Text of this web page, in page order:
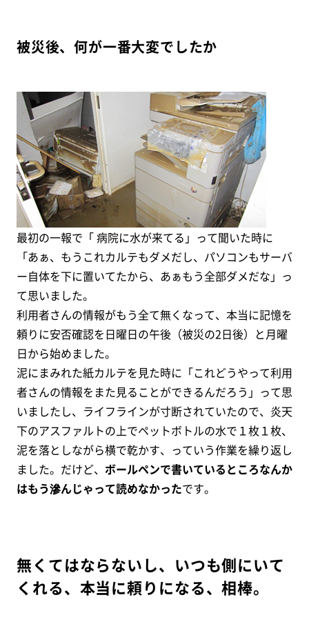
被災後、何が一番大変でしたか
最初の一報で「 病院に水が来てる」って聞いた時に
「あぁ、もうこれカルテもダメだし、パソコンもサーバ
ー自体を下に置いてたから、あぁもう全部ダメだな」っ
て思いました。
利用者さんの情報がもう全て無くなって、本当に記憶を
頼りに安否確認を日曜日の午後（被災の2日後）と月曜
日から始めました。
泥にまみれた紙カルテを見た時に「これどうやって利用
者さんの情報をまた見ることができるんだろう」って思
いましたし、ライフラインが寸断されていたので、炎天
下のアスファルトの上でペットボトルの水で１枚１枚、
泥を落としながら横で乾かす、っていう作業を繰り返し
ました。だけど、 ボールペンで書いているところなんか
はもう滲んじゃって読めなかったです。
無くてはならないし、いつも側にいて
くれる、本当に頼りになる、相棒。